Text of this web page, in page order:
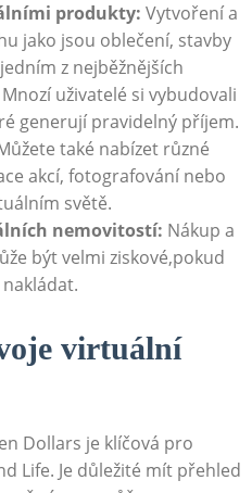
produkty: Vytvoření a
jako jsou oblečení, stavby
z nejběžnějších
uživatelé si vybudovali
generují pravidelný příjem.
také nabízet různé
akcí, fotografování nebo
světě.
nemovitostí: Nákup a
být velmi ziskové,pokud
virtuální
Dollars je klíčová pro
Life. Je důležité mít přehled